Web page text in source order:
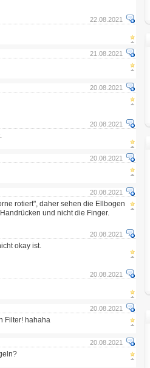
22.08.2021
21.08.2021
20.08.2021
20.08.2021
20.08.2021
20.08.2021
rotiert", daher sehen die Ellbogen
und nicht die Finger.
20.08.2021
okay ist.
20.08.2021
20.08.2021
Filter! hahaha
20.08.2021